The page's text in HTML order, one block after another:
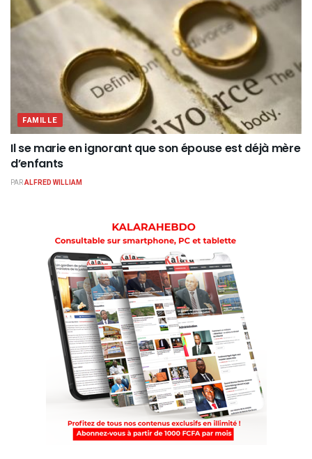
FAMILLE
Il se marie en ignorant que son épouse est déjà mère
d’enfants
PARALFRED WILLIAM